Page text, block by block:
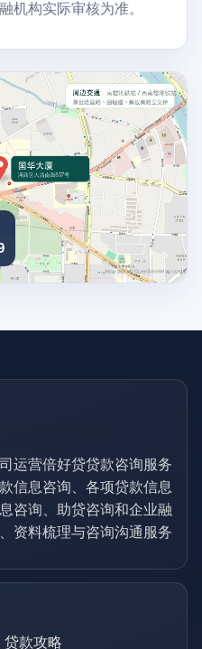
机构实际审核为准。
运营倍好贷贷款咨询服务
信息咨询、各项贷款信息
咨询、助贷咨询和企业融
资料梳理与咨询沟通服务
贷款攻略